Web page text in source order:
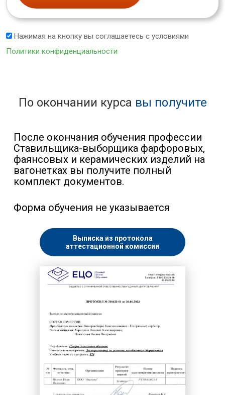
Нажимая на кнопку вы соглашаетесь с условиями
Политики конфиденциальности
По окончании курса вы получите
После окончания обучения профессии
Ставильщика-выборщика фарфоровых,
фаянсовых и керамических изделий на
вагонетках вы получите полный
комплект документов.
Форма обучения не указывается
Выписка из протокола
аттестационной комиссии